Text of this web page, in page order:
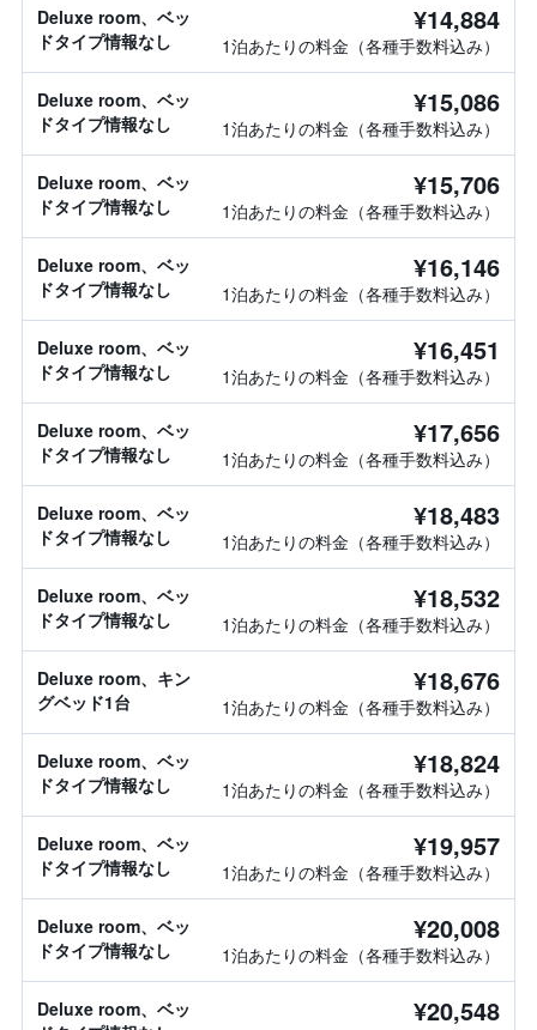
Deluxe room、ベッ
ドタイプ情報なし
¥14,884
1泊あたりの料金（各種手数料込み）
Deluxe room、ベッ
ドタイプ情報なし
¥15,086
1泊あたりの料金（各種手数料込み）
Deluxe room、ベッ
ドタイプ情報なし
¥15,706
1泊あたりの料金（各種手数料込み）
Deluxe room、ベッ
ドタイプ情報なし
¥16,146
1泊あたりの料金（各種手数料込み）
Deluxe room、ベッ
ドタイプ情報なし
¥16,451
1泊あたりの料金（各種手数料込み）
Deluxe room、ベッ
ドタイプ情報なし
¥17,656
1泊あたりの料金（各種手数料込み）
Deluxe room、ベッ
ドタイプ情報なし
¥18,483
1泊あたりの料金（各種手数料込み）
Deluxe room、ベッ
ドタイプ情報なし
¥18,532
1泊あたりの料金（各種手数料込み）
Deluxe room、キン
グベッド1台
¥18,676
1泊あたりの料金（各種手数料込み）
Deluxe room、ベッ
ドタイプ情報なし
¥18,824
1泊あたりの料金（各種手数料込み）
Deluxe room、ベッ
ドタイプ情報なし
¥19,957
1泊あたりの料金（各種手数料込み）
Deluxe room、ベッ
ドタイプ情報なし
¥20,008
1泊あたりの料金（各種手数料込み）
Deluxe room、ベッ
¥20,548